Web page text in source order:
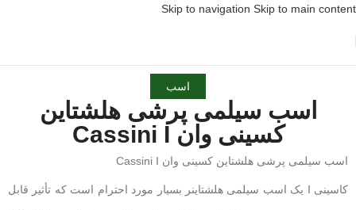
Skip to navigation Skip to main content
اسب
اسب سیلمی پرشی هلشتاین
کسینی وان Cassini I
اسب سیلمی پرشی هلشتاین کسینی وان Cassini I
کاسینی I یک اسب سیلمی هلشتاینر بسیار مورد احترام است که تأثیر قابل